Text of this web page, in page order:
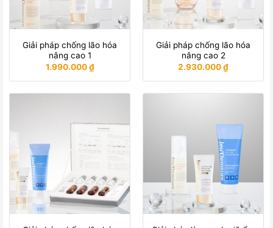
Giải pháp chống lão hóa
nâng cao 1
1.990.000₫
Giải pháp chống lão hóa
nâng cao 2
2.930.000₫